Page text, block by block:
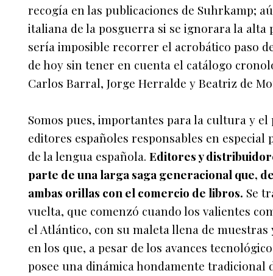
recogía en las publicaciones de Suhrkamp;
italiana de la posguerra si se ignorara la alta
sería imposible recorrer el acrobático paso
de hoy sin tener en cuenta el catálogo
Carlos Barral, Jorge Herralde y Beatriz de
Somos pues, importantes para la cultura y el
editores españoles responsables en
de la lengua española. Editores y
parte de una larga saga generacional que,
ambas orillas con el comercio de libros. Se
vuelta, que comenzó cuando los valientes
el Atlántico, con su maleta llena de
en los que, a pesar de los avances
posee una dinámica hondamente tradicional